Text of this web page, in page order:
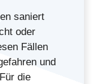
saniert
oder
Fällen
und
die